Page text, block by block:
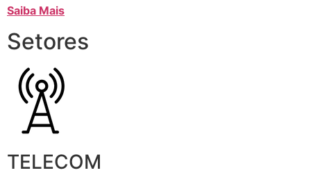
Saiba Mais
Setores
TELECOM